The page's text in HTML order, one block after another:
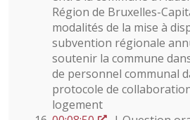
Région de Bruxelles-
modalités de la mise à
subvention régionale
soutenir la commune
de personnel communal
protocole de
logement